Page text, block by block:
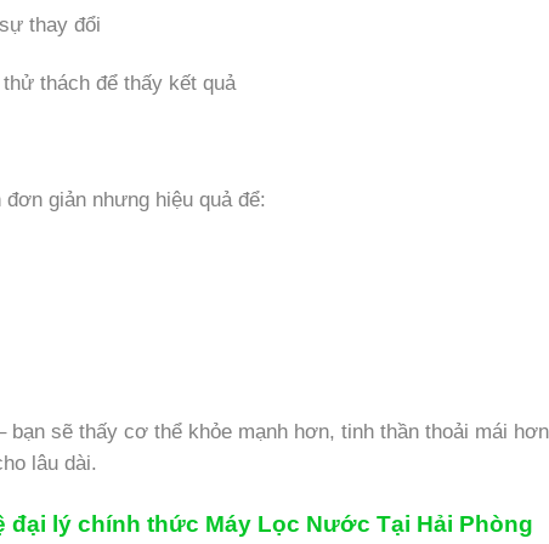
thay đổi
thách để thấy kết quả
đơn giản nhưng hiệu quả để:
bạn sẽ thấy cơ thể khỏe mạnh hơn, tinh thần thoải mái
lâu dài.
lý chính thức Máy Lọc Nước Tại Hải Phòng